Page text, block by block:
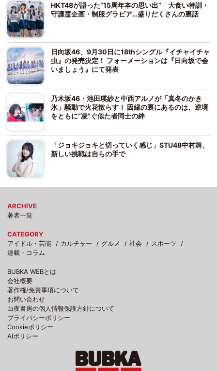
HKT48が語った“15周年本の思い出” 大食い特訓・
守護霊企画・制服グラビア…盛りだくさんの裏話
日向坂46、9月30日に18thシングル『イチャイチャ
虫』の発売決定！ フォーメーションは『日向坂で会
いましょう』にて発表
乃木坂46・池田瑛紗と中西アルノが「真冬のかき
氷」騒動で火花散らす！ 因縁の裏にあるのは、逆境
をともに“凌”ぐ似た者同士の絆
「ジョキジョキと切っていく感じ」STU48中村舞、
新しい挑戦は自らの手で
ARCHIVE
著者一覧
CATEGORY
アイドル・芸能
カルチャー グルメ 社会
スポーツ
連載・コラム
BUBKA WEBとは
会社概要
著作権/免責事項について
お問い合わせ
白夜書房の個人情報保護方針について
プライバシーポリシー
Cookieポリシー
AIポリシー